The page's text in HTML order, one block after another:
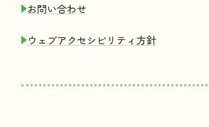
お問い合わせ
ウェブアクセシビリティ 方針